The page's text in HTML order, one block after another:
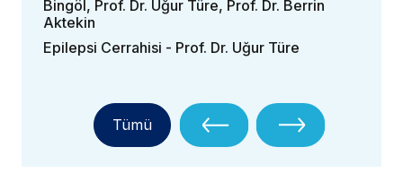
Bingöl, Prof. Dr. Uğur Türe, Prof. Dr. Berrin
Aktekin
Epilepsi Cerrahisi - Prof. Dr. Uğur Türe
Tümü